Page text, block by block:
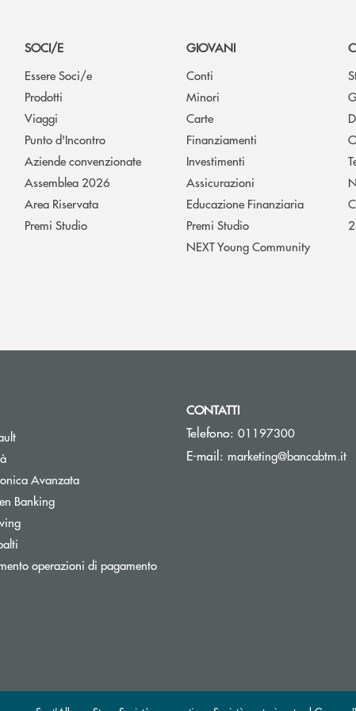
SOCI/E
Essere Soci/e
Prodotti
Viaggi
Punto d'Incontro
Aziende convenzionate
Assemblea 2026
Area Riservata
Premi Studio
GIOVANI
Conti
Minori
Carte
Finanziamenti
Investimenti
Assicurazioni
Educazione Finanziaria
Premi Studio
NEXT Young Community
Apre una nuova finestra
AvanzataApre una nuova finestra
BankingApre una nuova finestra
Apre una nuova finestra
operazioni di pagamento
CONTATTI
Telefono: 01197300
E-mail: marketing@bancabtm.it